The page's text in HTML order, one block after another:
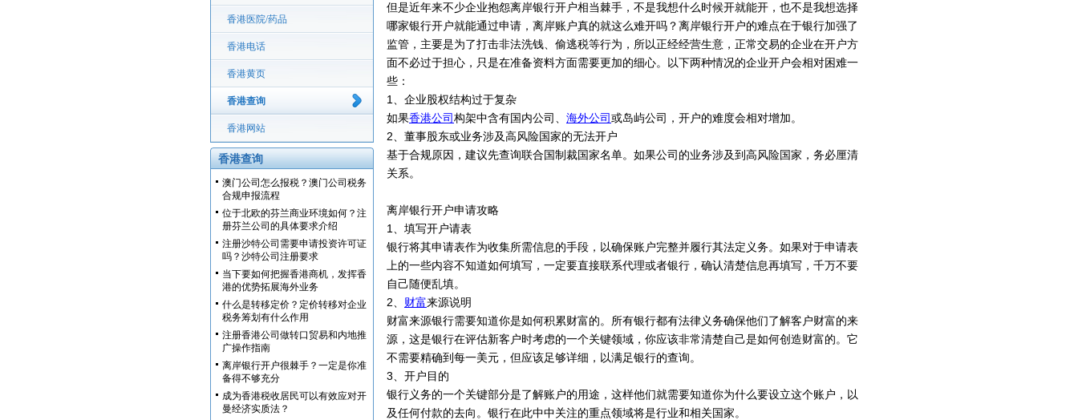
香港医院/药品
香港电话
香港黄页
香港查询
香港网站
香港查询
澳门公司怎么报税？澳门公司税务
合规申报流程
位于北欧的芬兰商业环境如何？注
册芬兰公司的具体要求介绍
注册沙特公司需要申请投资许可证
吗？沙特公司注册要求
当下要如何把握香港商机，发挥香
港的优势拓展海外业务
什么是转移定价？定价转移对企业
税务筹划有什么作用
注册香港公司做转口贸易和内地推
广操作指南
离岸银行开户很棘手？一定是你准
备得不够充分
成为香港税收居民可以有效应对开
曼经济实质法？
但是近年来不少企业抱怨离岸银行开户相当棘手，不是我想什么时候开就能开，也不是我想选择
哪家银行开户就能通过申请，离岸账户真的就这么难开吗？离岸银行开户的难点在于银行加强了
监管，主要是为了打击非法洗钱、偷逃税等行为，所以正经经营生意，正常交易的企业在开户方
面不必过于担心，只是在准备资料方面需要更加的细心。以下两种情况的企业开户会相对困难一
些：
1、企业股权结构过于复杂
如果香港公司构架中含有国内公司、 海外公司或岛屿公司，开户的难度会相对增加。
2、董事股东或业务涉及高风险国家的无法开户
基于合规原因，建议先查询联合国制裁国家名单。如果公司的业务涉及到高风险国家，务必厘清
关系。
离岸银行开户申请攻略
1、填写开户请表
银行将其申请表作为收集所需信息的手段，以确保账户完整并履行其法定义务。如果对于申请表
上的一些内容不知道如何填写，一定要直接联系代理或者银行，确认清楚信息再填写，千万不要
自己随便乱填。
2、 财富来源说明
财富来源银行需要知道你是如何积累财富的。所有银行都有法律义务确保他们了解客户财富的来
源，这是银行在评估新客户时考虑的一个关键领域，你应该非常清楚自己是如何创造财富的。它
不需要精确到每一美元，但应该足够详细，以满足银行的查询。
3、开户目的
银行义务的一个关键部分是了解账户的用途，这样他们就需要知道你为什么要设立这个账户，以
及任何付款的去向。银行在此中中关注的重点领域将是行业和相关国家。